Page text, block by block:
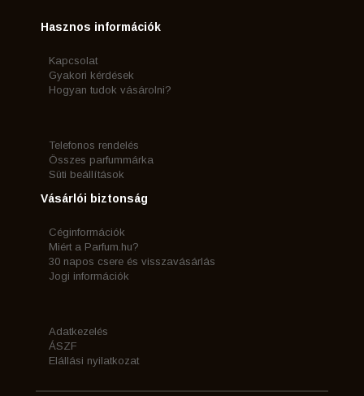
Hasznos információk
Kapcsolat
Gyakori kérdések
Hogyan tudok vásárolni?
Telefonos rendelés
Összes parfummárka
Süti beállítások
Vásárlói biztonság
Céginformációk
Miért a Parfum.hu?
30 napos csere és visszavásárlás
Jogi információk
Adatkezelés
ÁSZF
Elállási nyilatkozat